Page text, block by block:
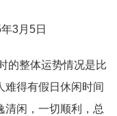
3月5日
整体运势情况是比
难得有假日休闲时间
清闲，一切顺利，总